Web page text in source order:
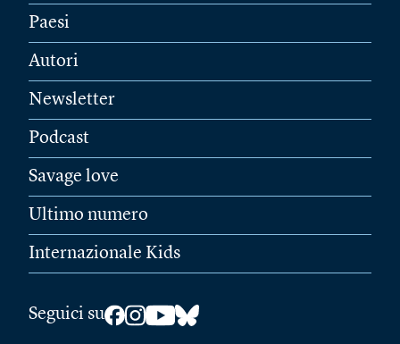
Paesi
Autori
Newsletter
Podcast
Savage love
Ultimo numero
Internazionale Kids
Seguici su